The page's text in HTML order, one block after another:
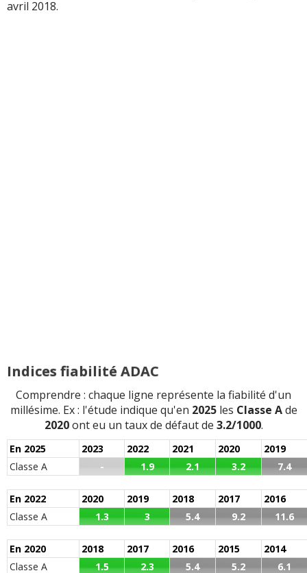
avril 2018.
Indices fiabilité ADAC
Comprendre : chaque ligne représente la fiabilité d'un
millésime. Ex : l'étude indique qu'en 2025les Classe Ade
2020ont eu un taux de défaut de 3.2/1000.
En 2025 2023 2022 2021 2020
2019
Classe A
- 1.9 2.1 3.2 7.4
En 2022 2020 2019 2018 2017
2016
Classe A
1.3 3 5.4 9.2 11.6
En 2020 2018 2017 2016 2015
2014
Classe A
1.5 2.3 5.4 5.2 6.1